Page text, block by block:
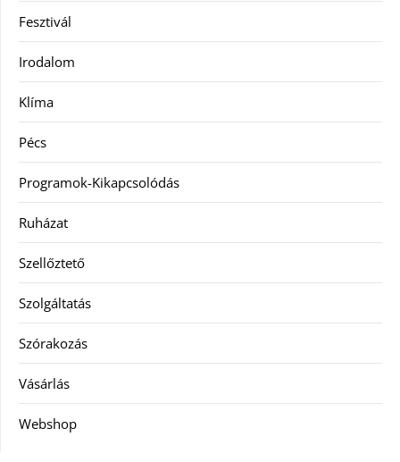
Fesztivál
Irodalom
Klíma
Pécs
Programok-Kikapcsolódás
Ruházat
Szellőztető
Szolgáltatás
Szórakozás
Vásárlás
Webshop